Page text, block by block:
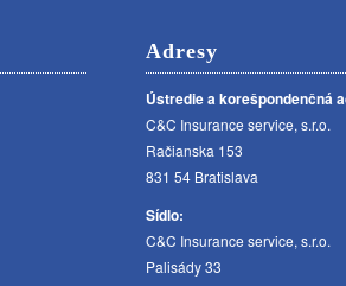
Adresy
Ústredie a korešpondenčná
C&C Insurance service, s.r.o.
Račianska 153
831 54 Bratislava
Sídlo:
C&C Insurance service, s.r.o.
Palisády 33